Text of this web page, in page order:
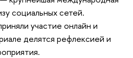
социальных сетей.
участие онлайн и
делятся рефлексией и